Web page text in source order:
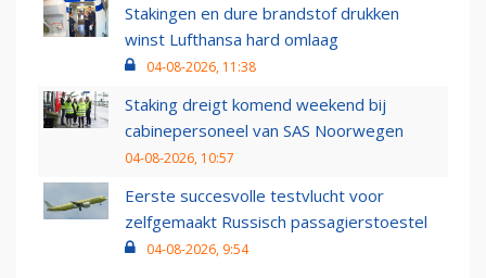
Stakingen en dure brandstof drukken
winst Lufthansa hard omlaag
04-08-2026, 11:38
Staking dreigt komend weekend bij
cabinepersoneel van SAS Noorwegen
04-08-2026, 10:57
Eerste succesvolle testvlucht voor
zelfgemaakt Russisch passagierstoestel
04-08-2026, 9:54